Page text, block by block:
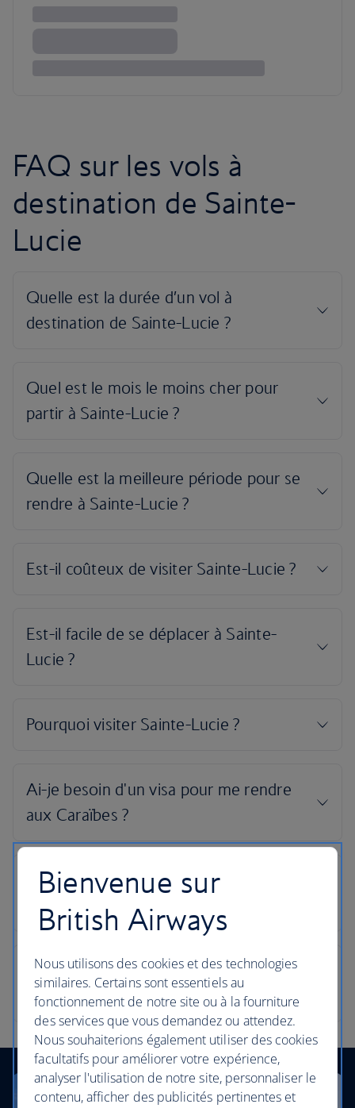
FAQ sur les vols à
destination de Sainte-
Lucie
Bienvenue sur
British Airways
Nous utilisons des cookies et des technologies
similaires. Certains sont essentiels au
fonctionnement de notre site ou à la fourniture
des services que vous demandez ou attendez.
Nous souhaiterions également utiliser des cookies
facultatifs pour améliorer votre expérience,
analyser l'utilisation de notre site, personnaliser le
contenu, afficher des publicités pertinentes et